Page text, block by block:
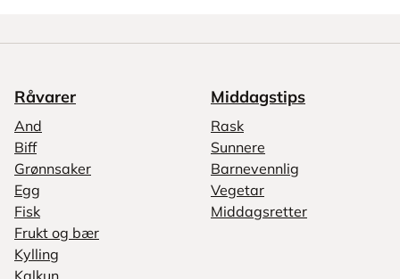
Råvarer
And
Biff
Grønnsaker
Egg
Fisk
Frukt og bær
Kylling
Kalkun
Middagstips
Rask
Sunnere
Barnevennlig
Vegetar
Middagsretter